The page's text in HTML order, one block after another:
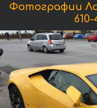
Фотографии